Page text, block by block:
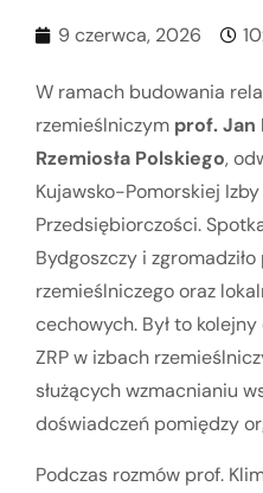
9 czerwca, 2026
W ramach budowania
rzemieślniczym prof. Jan
Rzemiosła Polskiego,
Kujawsko-Pomorskiej Izby
Przedsiębiorczości.
Bydgoszczy i
rzemieślniczego oraz
cechowych. Był to
ZRP w izbach
służących wzmacnianiu
doświadczeń pomiędzy
Podczas rozmów prof.